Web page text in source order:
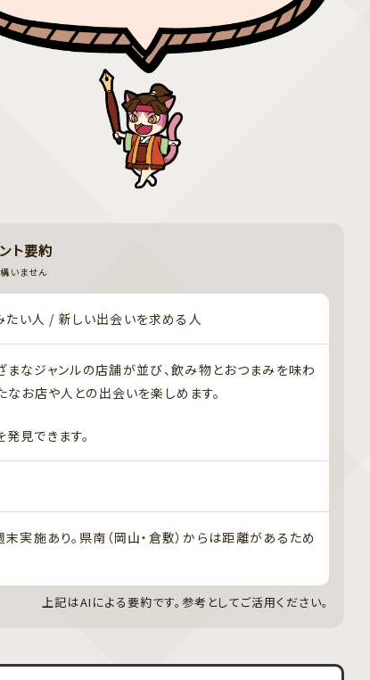
ト要約
いません
い人 / 新しい出会いを求める人
なジャンルの店舗が並び、飲み物とおつまみを味わ
お店や人との出会いを楽しめます。
見できます。
実施あり。県南（岡山・倉敷）からは距離があるため
上記はAIによる要約です。参考としてご活用ください。